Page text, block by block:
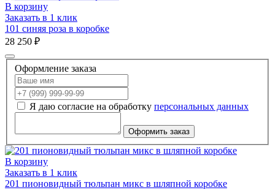
В корзину
Заказать в 1 клик
101 синяя роза в коробке
28 250 ₽
Оформление заказа
Я даю согласие на обработку персональных данных
Оформить заказ
В корзину
Заказать в 1 клик
201 пионовидный тюльпан микс в шляпной коробке